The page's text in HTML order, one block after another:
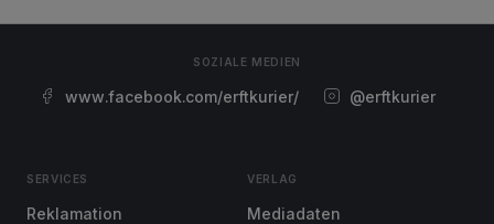
SOZIALE MEDIEN
www.facebook.com/erftkurier/ @erftkurier
SERVICES
Reklamation
VERLAG
Mediadaten